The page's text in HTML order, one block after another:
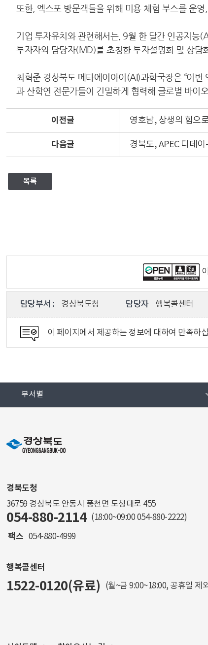
또한, 엑스포 방문객들을 위해 미용 체험 부스를 운
기업 투자유치와 관련해서는, 9월 한 달간 인공지능
투자자와 담당자(MD)를 초청한 투자설명회 및 상담
최혁준 경상북도 메타에이아이(AI)과학국장은 “이
과 산학연 전문가들이 긴밀하게 협력해 글로벌 바이
이전글 영호남, 상생의 힘으
다음글 경북도, APEC 디데이
목록
담당부서 : 경상북도청 담당자 행복콜센터
이 페이지에서 제공하는 정보에 대하여 만족하
부서별
경북도청
36759 경상북도 안동시 풍천면 도청대로 455
054-880-2114 (18:00~09:00 054-880-2222)
팩스 054-880-4999
행복콜센터
1522-0120(유료) (월~금 9:00~18:00, 공휴일 제